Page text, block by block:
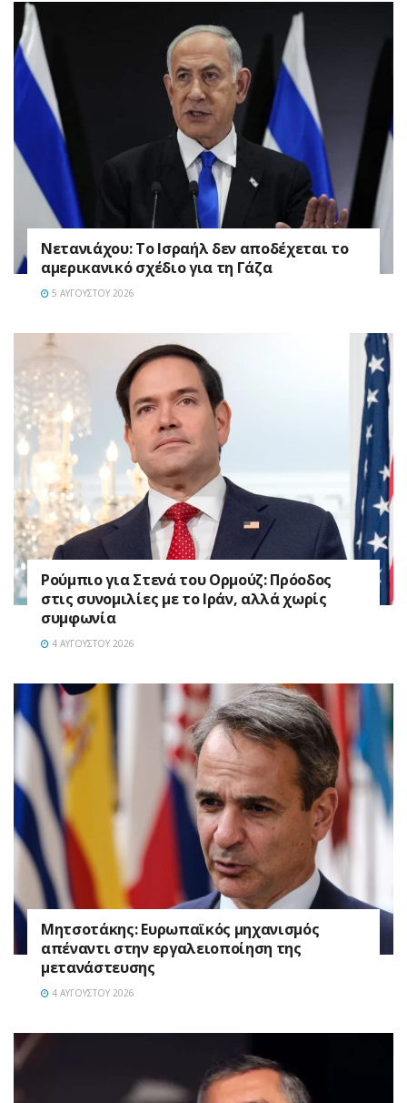
Νετανιάχου: Το Ισραήλ δεν αποδέχεται το
αμερικανικό σχέδιο για τη Γάζα
5 ΑΥΓΟΎΣΤΟΥ 2026
Ρούμπιο για Στενά του Ορμούζ: Πρόοδος
στις συνομιλίες με το Ιράν, αλλά χωρίς
συμφωνία
4 ΑΥΓΟΎΣΤΟΥ 2026
Μητσοτάκης: Ευρωπαϊκός μηχανισμός
απέναντι στην εργαλειοποίηση της
μετανάστευσης
4 ΑΥΓΟΎΣΤΟΥ 2026